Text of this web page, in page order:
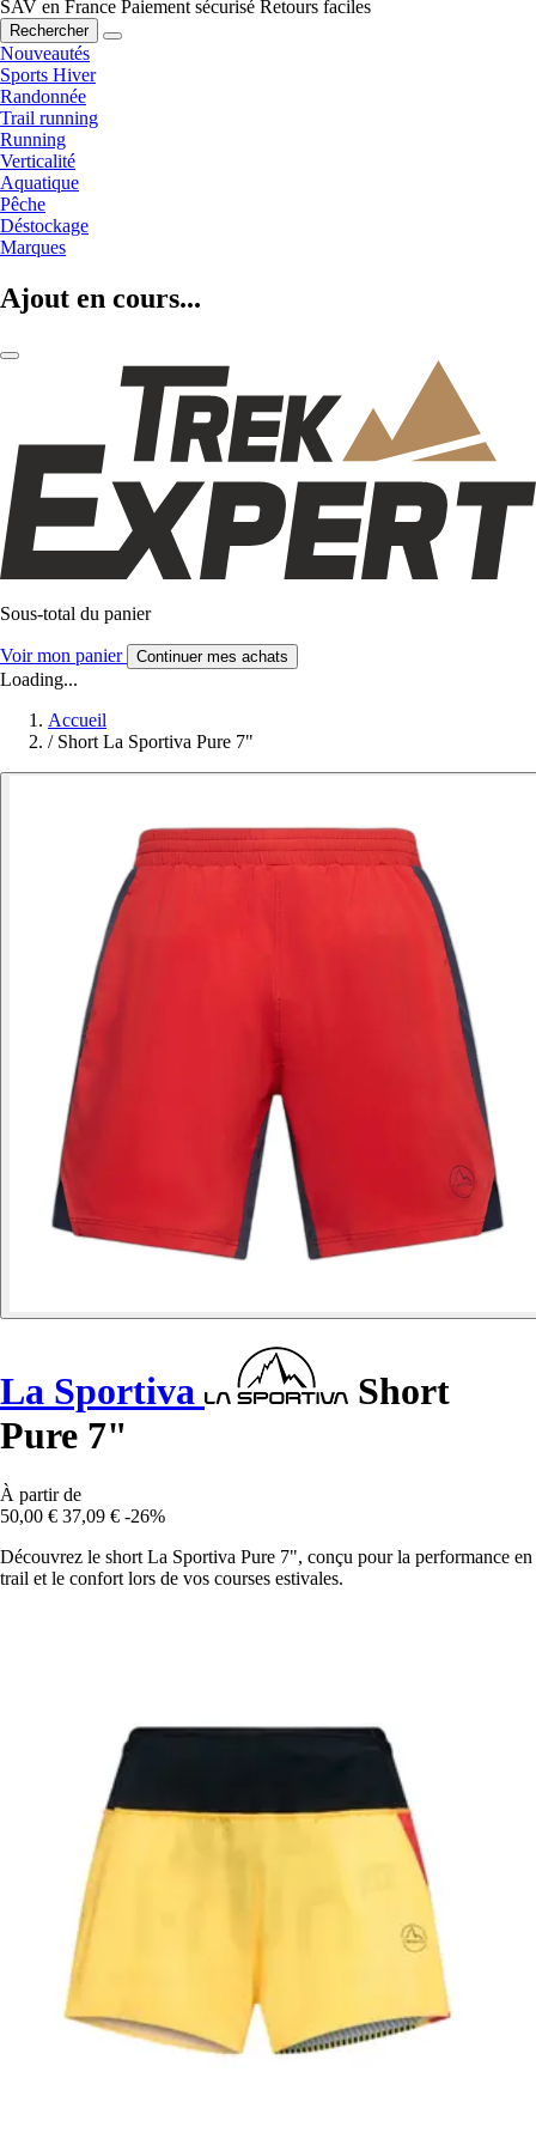
SAV en France Paiement sécurisé Retours faciles
Rechercher
Nouveautés
Sports Hiver
Randonnée
Trail running
Running
Verticalité
Aquatique
Pêche
Déstockage
Marques
Ajout en cours...
Sous-total du panier
Voir mon panier Continuer mes achats
Loading...
Accueil
/ Short La Sportiva Pure 7"
La Sportiva
Short
Pure 7"
À partir de
50,00 € 37,09 € -26%
Découvrez le short La Sportiva Pure 7", conçu pour la performance en
trail et le confort lors de vos courses estivales.